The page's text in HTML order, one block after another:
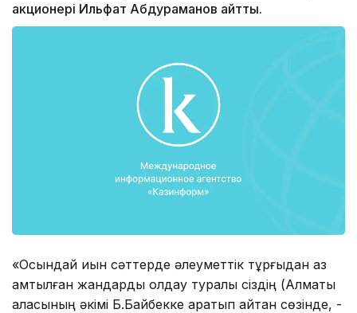
акционері Ильфат Абдураманов айтты.
«Осындай қиын сәттерде әлеуметтік тұрғыдан аз
қамтылған жандарды қолдау туралы сіздің (Алматы
қаласының әкімі Б.Байбекке қаратып айтқан сөзінде, -